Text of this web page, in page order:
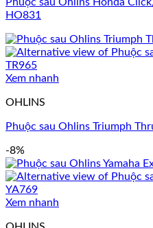
Phuộc sau Ohlins Honda
HO831
Xem nhanh
OHLINS
Phuộc sau Ohlins Triumph
-8%
Xem nhanh